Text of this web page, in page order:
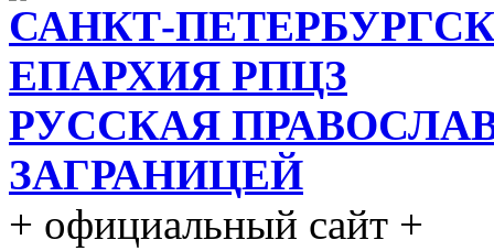
САНКТ-
ЕПАРХИЯ РПЦЗ
РУССКАЯ
ЗАГРАНИЦЕЙ
+ официальный сайт +